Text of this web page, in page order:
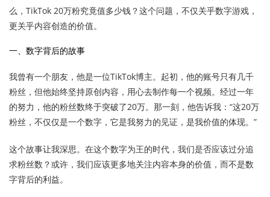
么，TikTok 20万粉究竟值多少钱？这个问题，不仅关乎数字游戏，
更关乎内容创造的价值。
一、数字背后的故事
我曾有一个朋友，他是一位TikTok博主。起初，他的账号只有几千
粉丝，但他始终坚持原创内容，用心去制作每一个视频。经过一年
的努力，他的粉丝数终于突破了20万。那一刻，他告诉我：“这20万
粉丝，不仅仅是一个数字，它是我努力的见证，是我价值的体现。”
这个故事让我深思。在这个数字为王的时代，我们是否应该过分追
求粉丝数？或许，我们应该更多地关注内容本身的价值，而不是数
字背后的利益。